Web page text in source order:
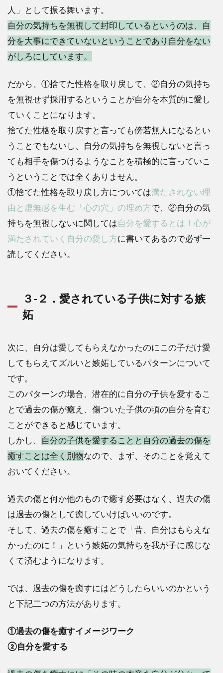
人」として振る舞います。
自分の気持ちを無視して封印しているというのは、自
分を大事にできていないということであり自分をない
がしろにしています。
だから、①捨てた性格を取り戻して、②自分の気持ち
を無視せず採用するということが自分を本質的に愛し
ていくことになります。
捨てた性格を取り戻すと言っても傍若無人になるとい
うことでもないし、自分の気持ちを無視しないと言っ
ても相手を傷つけるようなことを積極的に言っていこ
うということでは全くありません。
①捨てた性格を取り戻し方については満たされない理
由と虚無感を生む「心の穴」の埋め方で、②自分の気
持ちを無視しないに関しては自分を愛するとは！心が
満たされていく自分の愛し方に書いてあるので必ず一
読してください。
３-２．愛されている子供に対する嫉
妬
次に、自分は愛してもらえなかったのにこの子だけ愛
してもらえてズルいと嫉妬しているパターンについて
です。
このパターンの場合、潜在的に自分の子供を愛するこ
とで過去の傷が癒え、傷ついた子供の頃の自分を育む
ことができると感じています。
しかし、 自分の子供を愛することと自分の過去の傷を
癒すことは全く別物なので、まず、そのことを覚えて
おいてください。
過去の傷と何か他のもので癒す必要はなく、過去の傷
は過去の傷として癒していけばいいのです。
そして、過去の傷を癒すことで「昔、自分はもらえな
かったのに！」という嫉妬の気持ちを我が子に感じな
くて済むようになります。
では、過去の傷を癒すにはどうしたらいいのかという
と下記二つの方法があります。
①過去の傷を癒すイメージワーク
②自分を愛する